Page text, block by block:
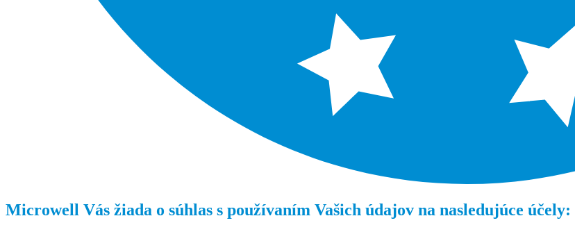
Microwell Vás žiada o súhlas s používaním Vašich údajov na nasledujúce účely: